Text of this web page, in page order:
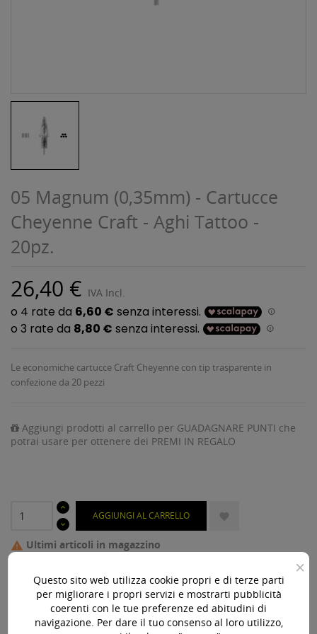
05 Magnum (0,35mm) - Cartucce
Cheyenne Craft - Aghi Tattoo -
20pz.
26,40 € IVA Incl.
Le economiche cartucce Craft Cheyenne con tip trasparente in
confezione da 20 pezzi
Aggiungi prodotti al carrello per GUADAGNARE PUNTI che
potrai usare per ottenere dei PREMI IN REGALO
AGGIUNGI AL CARRELLO 
 Ultimi articoli in magazzino
Acquista 119,00 € (iva incl.) di prodotti per ottenere la
spedizione gratuita!
×
Questo sito web utilizza cookie propri e di terze parti
per migliorare i propri servizi e mostrarti pubblicità
coerenti con le tue preferenze ed abitudini di
navigazione. Per dare il tuo consenso al loro utilizzo,